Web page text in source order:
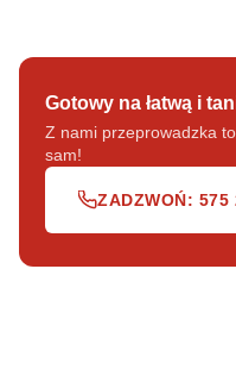
Gotowy na łatwą i
Z nami przeprowadzka
sam!
ZADZWOŃ: 575